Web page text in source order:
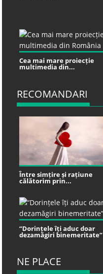
Cea mai mare proiecție
multimedia din...
RECOMANDARI
Între simțire și rațiune
călătorim prin...
“Dorințele îți aduc doar
dezamăgiri binemeritate”
NE PLACE